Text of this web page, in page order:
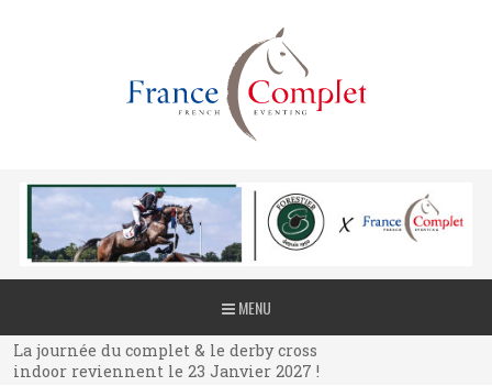
MENU
La journée du complet & le derby cross
indoor reviennent le 23 Janvier 2027 !
La journée du complet & le derby cross
indoor reviennent le 23 Janvier 2027 !